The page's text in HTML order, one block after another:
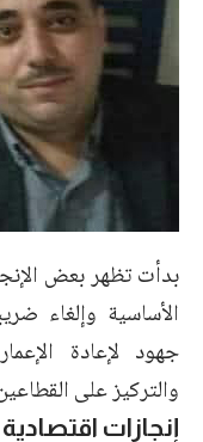
بدأت تظهر بعض
الأساسية وإلغاء
جهود لإعادة
والتركيز على
إنجازات اقتصادية